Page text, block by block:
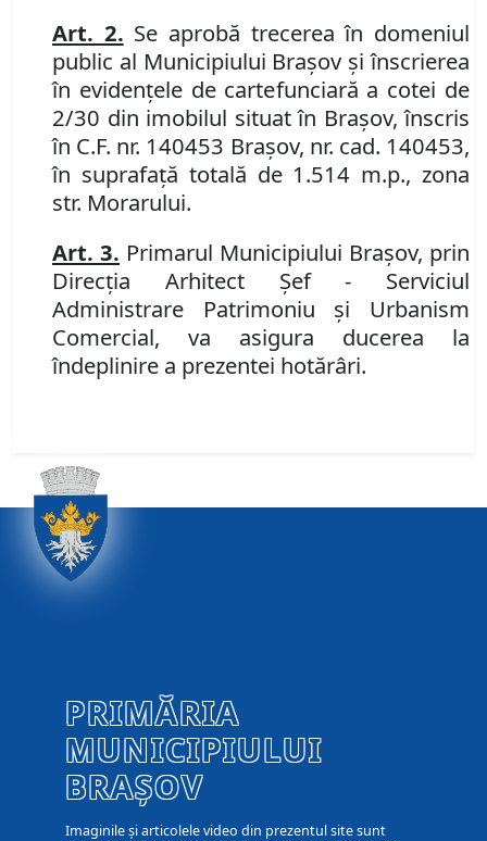
Art. 2. Se aprobă trecerea în domeniul
public al Municipiului Braşov şi înscrierea
în evidenţele de cartefunciară a cotei de
2/30 din imobilul situat în Brașov, înscris
în C.F. nr. 140453 Brașov, nr. cad. 140453,
în suprafață totală de 1.514 m.p., zona
str. Morarului.
Art. 3. Primarul Municipiului Braşov, prin
Direcţia Arhitect Şef - Serviciul
Administrare Patrimoniu şi Urbanism
Comercial, va asigura ducerea la
îndeplinire a prezentei hotărâri.
PRIMĂRIA
MUNICIPIULUI
BRAȘOV
Imaginile și articolele video din prezentul site sunt